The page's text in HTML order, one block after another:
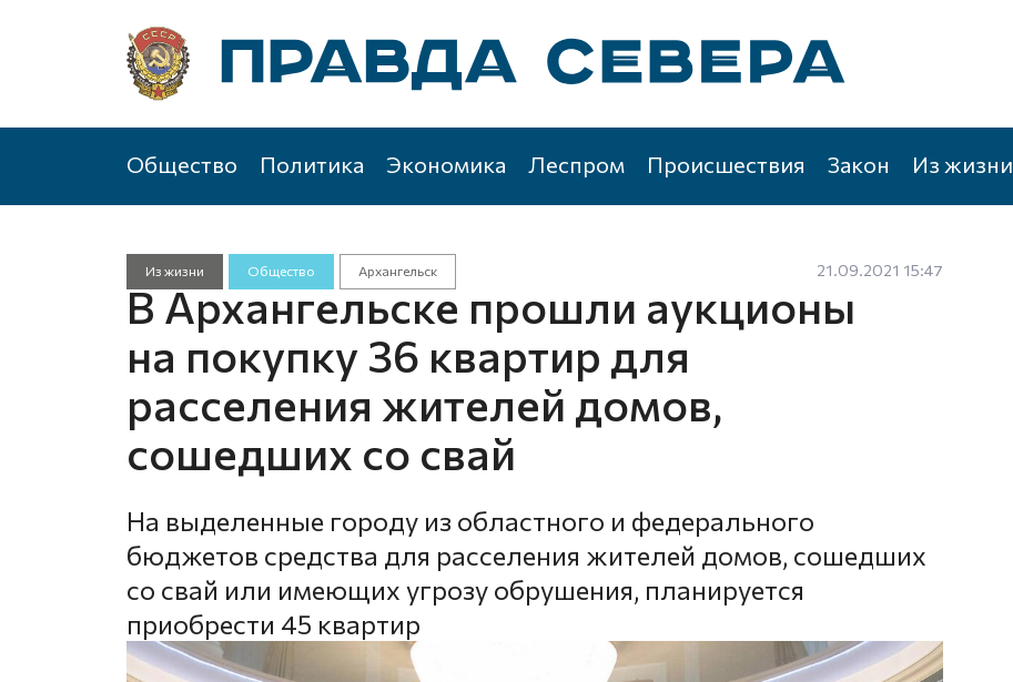
Общество Политика Экономика Леспром Происшествия Закон Из жизни
Из жизни Общество Архангельск 21.09.2021 15:47
В Архангельске прошли аукционы
на покупку 36 квартир для
расселения жителей домов,
сошедших со свай
На выделенные городу из областного и федерального
бюджетов средства для расселения жителей домов, сошедших
со свай или имеющих угрозу обрушения, планируется
приобрести 45 квартир